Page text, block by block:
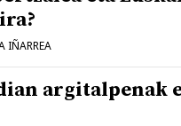
IÑARREA
argitalpenak